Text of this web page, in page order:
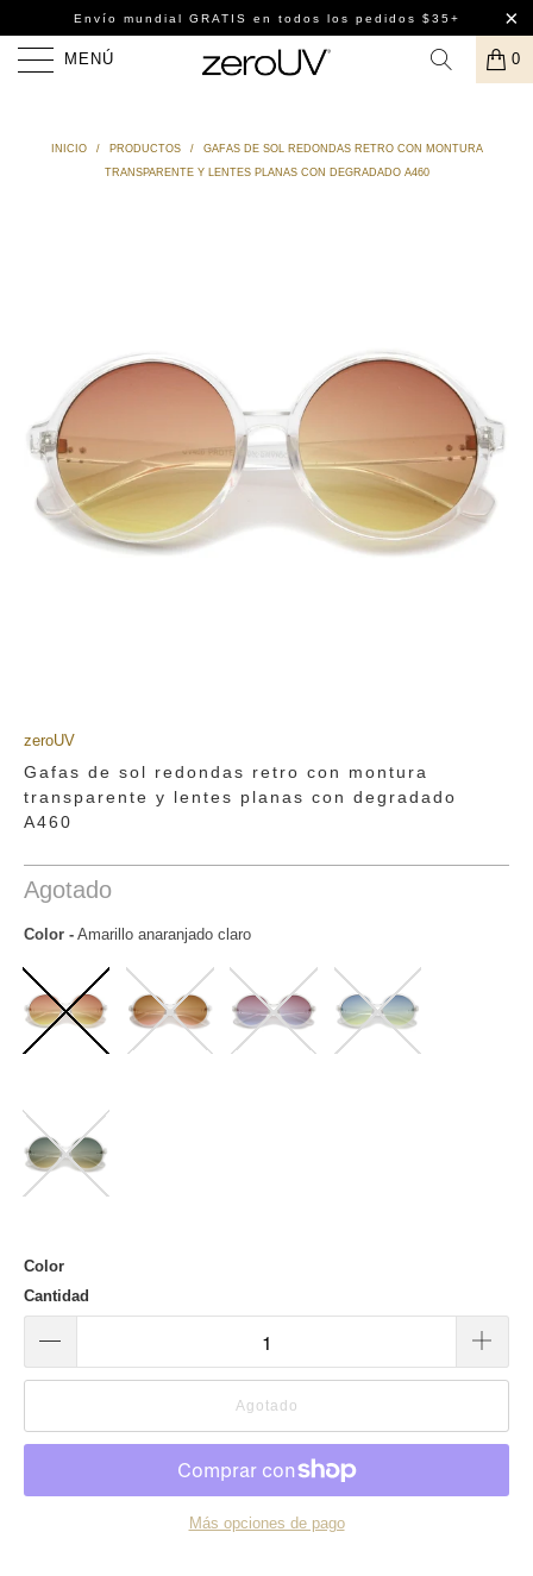
Envío mundial GRATIS en todos los pedidos $35+
MENÚ 0
INICIO / PRODUCTOS /
GAFAS DE SOL REDONDAS RETRO CON MONTURA
TRANSPARENTE Y LENTES PLANAS CON DEGRADADO A460
zeroUV
Gafas de sol redondas retro con montura
transparente y lentes planas con degradado
A460
Agotado
Color - Amarillo anaranjado claro
Color
Cantidad
Agotado
Más opciones de pago